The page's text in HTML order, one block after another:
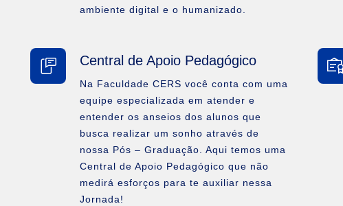
ambiente digital e o humanizado.
Central de Apoio Pedagógico
Na Faculdade CERS você conta com uma
equipe especializada em atender e
entender os anseios dos alunos que
busca realizar um sonho através de
nossa Pós – Graduação. Aqui temos uma
Central de Apoio Pedagógico que não
medirá esforços para te auxiliar nessa
Jornada!